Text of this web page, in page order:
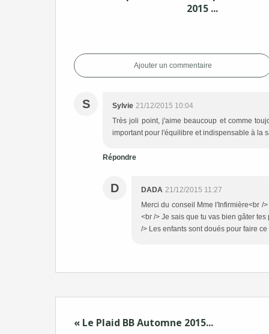
2015 ...
Ajouter un commentaire
S Sylvie 21/12/2015 10:04
Très joli point, j'aime beaucoup et comme
important pour l'équilibre et indispensable à la
Répondre
D DADA 21/12/2015 11:27
Merci du conseil Mme l'Infirmière<br /
<br /> Je sais que tu vas bien gâter
/> Les enfants sont doués pour faire
« Le Plaid BB Automne 2015...